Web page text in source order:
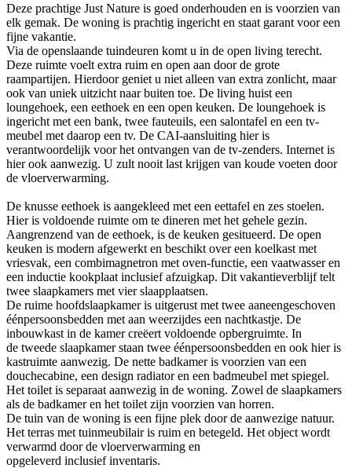
Deze prachtige Just Nature is goed onderhouden en is voorzien van
elk gemak. De woning is prachtig ingericht en staat garant voor een
fijne vakantie.
Via de openslaande tuindeuren komt u in de open living terecht.
Deze ruimte voelt extra ruim en open aan door de grote
raampartijen. Hierdoor geniet u niet alleen van extra zonlicht, maar
ook van uniek uitzicht naar buiten toe. De living huist een
loungehoek, een eethoek en een open keuken. De loungehoek is
ingericht met een bank, twee fauteuils, een salontafel en een tv-
meubel met daarop een tv. De CAI-aansluiting hier is
verantwoordelijk voor het ontvangen van de tv-zenders. Internet is
hier ook aanwezig. U zult nooit last krijgen van koude voeten door
de vloerverwarming.
De knusse eethoek is aangekleed met een eettafel en zes stoelen.
Hier is voldoende ruimte om te dineren met het gehele gezin.
Aangrenzend van de eethoek, is de keuken gesitueerd. De open
keuken is modern afgewerkt en beschikt over een koelkast met
vriesvak, een combimagnetron met oven-functie, een vaatwasser en
een inductie kookplaat inclusief afzuigkap. Dit vakantieverblijf telt
twee slaapkamers met vier slaapplaatsen.
De ruime hoofdslaapkamer is uitgerust met twee aaneengeschoven
éénpersoonsbedden met aan weerzijdes een nachtkastje. De
inbouwkast in de kamer creëert voldoende opbergruimte. In
de tweede slaapkamer staan twee éénpersoonsbedden en ook hier is
kastruimte aanwezig. De nette badkamer is voorzien van een
douchecabine, een design radiator en een badmeubel met spiegel.
Het toilet is separaat aanwezig in de woning. Zowel de slaapkamers
als de badkamer en het toilet zijn voorzien van horren.
De tuin van de woning is een fijne plek door de aanwezige natuur.
Het terras met tuinmeubilair is ruim en betegeld. Het object wordt
verwarmd door de vloerverwarming en
opgeleverd inclusief inventaris.